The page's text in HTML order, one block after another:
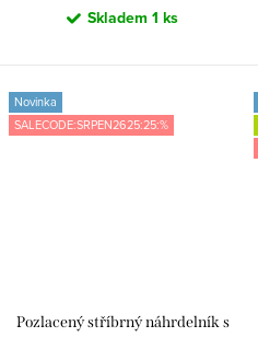
Skladem 1 ks
Novinka
SALECODE:SRPEN2625:25:%
Pozlacený stříbrný náhrdelník s